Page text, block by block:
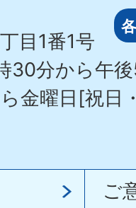
目1番1号
30分から午
金曜日[祝日
ご